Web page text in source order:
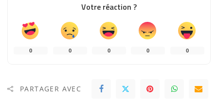
Votre réaction ?
0 0 0 0 0
PARTAGER AVEC